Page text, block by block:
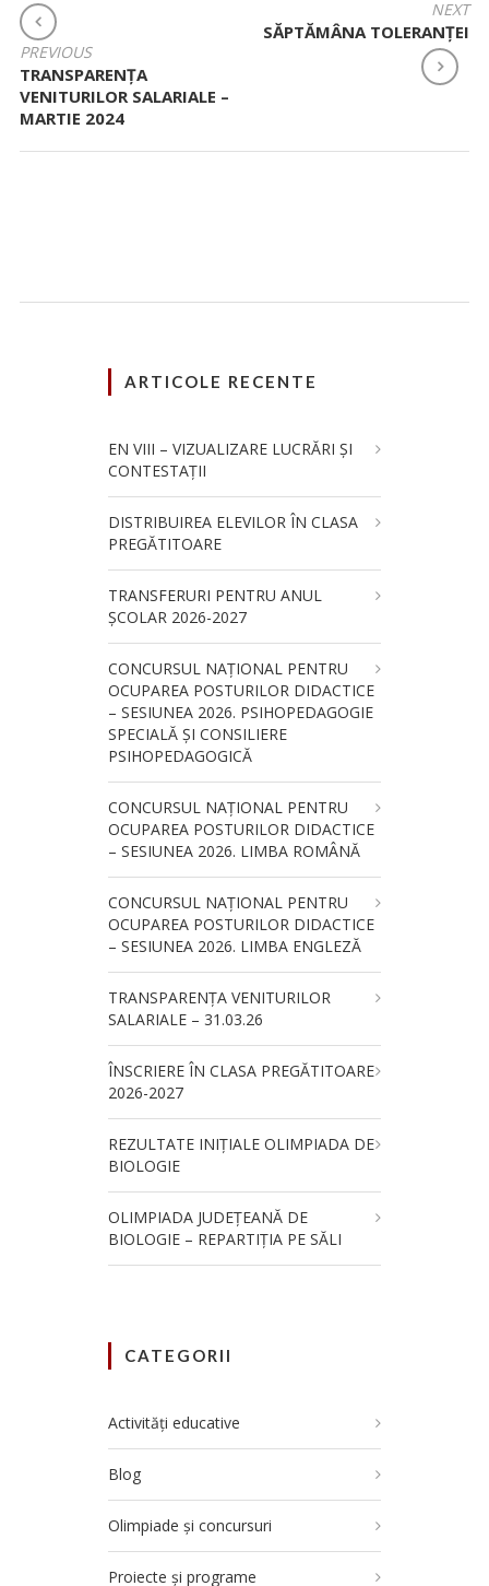
NAVIGARE
ÎN
ARTICOLE
PREVIOUS
TRANSPARENȚA
VENITURILOR SALARIALE –
MARTIE 2024
NEXT
SĂPTĂMÂNA TOLERANȚEI
ARTICOLE RECENTE
EN VIII – VIZUALIZARE LUCRĂRI ȘI
CONTESTAȚII
DISTRIBUIREA ELEVILOR ÎN CLASA
PREGĂTITOARE
TRANSFERURI PENTRU ANUL
ȘCOLAR 2026-2027
CONCURSUL NAŢIONAL PENTRU
OCUPAREA POSTURILOR DIDACTICE
– SESIUNEA 2026. PSIHOPEDAGOGIE
SPECIALĂ ȘI CONSILIERE
PSIHOPEDAGOGICĂ
CONCURSUL NAŢIONAL PENTRU
OCUPAREA POSTURILOR DIDACTICE
– SESIUNEA 2026. LIMBA ROMÂNĂ
CONCURSUL NAŢIONAL PENTRU
OCUPAREA POSTURILOR DIDACTICE
– SESIUNEA 2026. LIMBA ENGLEZĂ
TRANSPARENȚA VENITURILOR
SALARIALE – 31.03.26
ÎNSCRIERE ÎN CLASA PREGĂTITOARE
2026-2027
REZULTATE INIȚIALE OLIMPIADA DE
BIOLOGIE
OLIMPIADA JUDEȚEANĂ DE
BIOLOGIE – REPARTIȚIA PE SĂLI
CATEGORII
Activități educative
Blog
Olimpiade și concursuri
Proiecte și programe